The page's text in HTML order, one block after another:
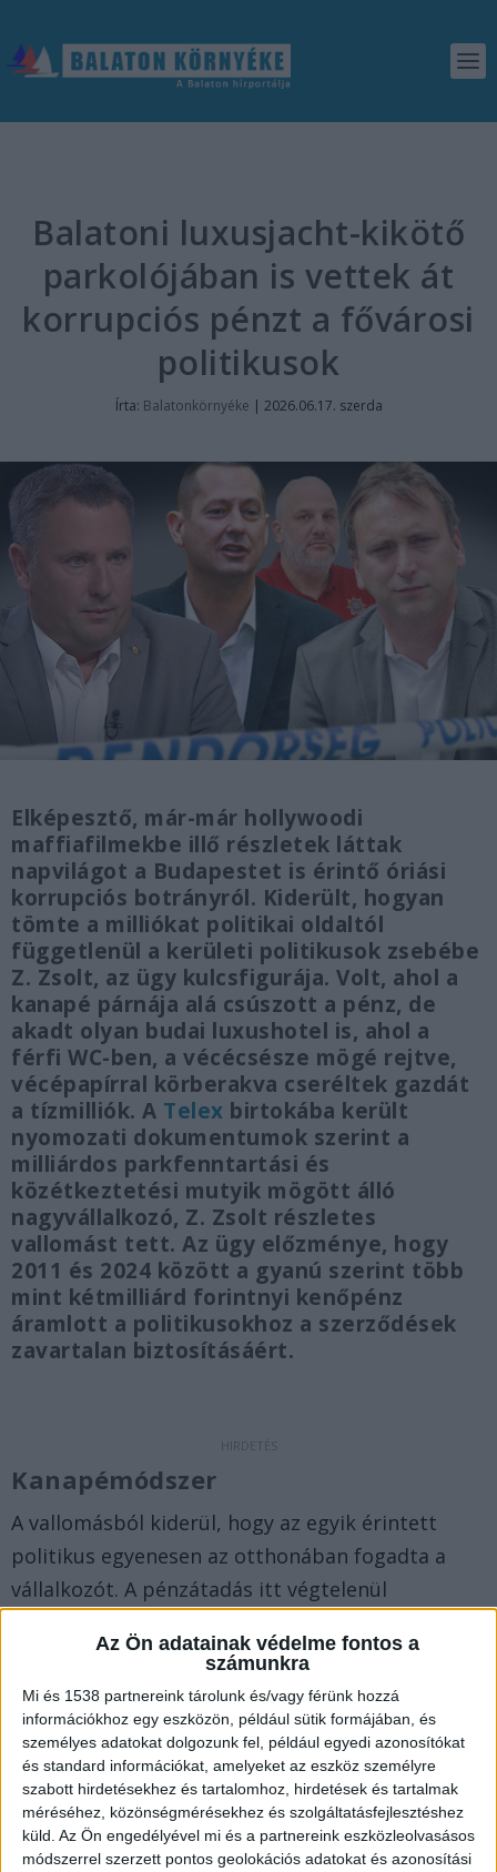
Az Ön adatainak védelme fontos a
számunkra
Mi és 1538 partnereink tárolunk és/vagy férünk hozzá
információkhoz egy eszközön, például sütik formájában, és
személyes adatokat dolgozunk fel, például egyedi azonosítókat
és standard információkat, amelyeket az eszköz személyre
szabott hirdetésekhez és tartalomhoz, hirdetések és tartalmak
méréséhez, közönségmérésekhez és szolgáltatásfejlesztéshez
küld. Az Ön engedélyével mi és a partnereink eszközleolvasásos
módszerrel szerzett pontos geolokációs adatokat és azonosítási
Balatoni luxusjacht-kikötő
parkolójában is vettek át
korrupciós pénzt a fővárosi
politikusok
Írta: Balatonkörnyéke | 2026.06.17. szerda
Elképesztő, már-már hollywoodi
maffiafilmekbe illő részletek láttak
napvilágot a Budapestet is érintő óriási
korrupciós botrányról. Kiderült, hogyan
tömte a milliókat politikai oldaltól
függetlenül a kerületi politikusok zsebébe
Z. Zsolt, az ügy kulcsfigurája. Volt, ahol a
kanapé párnája alá csúszott a pénz, de
akadt olyan budai luxushotel is, ahol a
férfi WC-ben, a vécécsésze mögé rejtve,
vécépapírral körberakva cseréltek gazdát
a tízmilliók. A Telex birtokába került
nyomozati dokumentumok szerint a
milliárdos parkfenntartási és
közétkeztetési mutyik mögött álló
nagyvállalkozó, Z. Zsolt részletes
vallomást tett. Az ügy előzménye, hogy
2011 és 2024 között a gyanú szerint több
mint kétmilliárd forintnyi kenőpénz
áramlott a politikusokhoz a szerződések
zavartalan biztosításáért.
Kanapémódszer
A vallomásból kiderül, hogy az egyik érintett
politikus egyenesen az otthonában fogadta a
vállalkozót. A pénzátadás itt végtelenül
beszélgettek, a vállalkozó diszkréten a párna alá
csúsztatta a készpénzzel teli borítékot. Egy
másik politikusnál – akivel a legjobb viszonyban
volt – még ennél is tovább mentek: a politikus
otthonában egy falba épített széf rejtette a
kenőpénzt, sőt, egy papírlapon pontos
nyilvántartást is vezettek a kapott összegekről.